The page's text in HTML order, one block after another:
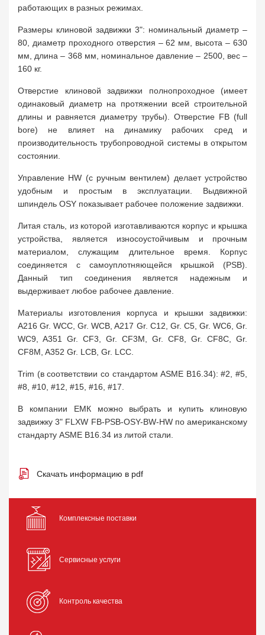
работающих в разных режимах.
Размеры клиновой задвижки 3": номинальный диаметр –
80, диаметр проходного отверстия – 62 мм, высота – 630
мм, длина – 368 мм, номинальное давление – 2500, вес –
160 кг.
Отверстие клиновой задвижки полнопроходное (имеет
одинаковый диаметр на протяжении всей строительной
длины и равняется диаметру трубы). Отверстие FB (full
bore) не влияет на динамику рабочих сред и
производительность трубопроводной системы в открытом
состоянии.
Управление HW (с ручным вентилем) делает устройство
удобным и простым в эксплуатации. Выдвижной
шпиндель OSY показывает рабочее положение задвижки.
Литая сталь, из которой изготавливаются корпус и крышка
устройства, является износоустойчивым и прочным
материалом, служащим длительное время. Корпус
соединяется с самоуплотняющейся крышкой (PSB).
Данный тип соединения является надежным и
выдерживает любое рабочее давление.
Материалы изготовления корпуса и крышки задвижки:
A216 Gr. WCC, Gr. WCB, A217 Gr. C12, Gr. C5, Gr. WC6, Gr.
WC9, A351 Gr. CF3, Gr. CF3M, Gr. CF8, Gr. CF8C, Gr.
CF8M, A352 Gr. LCB, Gr. LCC.
Trim (в соответствии со стандартом ASME B16.34): #2, #5,
#8, #10, #12, #15, #16, #17.
В компании ЕМК можно выбрать и купить клиновую
задвижку 3" FLXW FB-PSB-OSY-BW-HW по американскому
стандарту ASME B16.34 из литой стали.
Скачать информацию в pdf
Комплексные поставки
Сервисные услуги
Контроль качества